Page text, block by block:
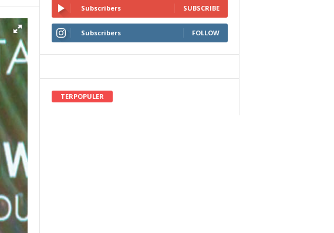
Subscribers SUBSCRIBE
Subscribers FOLLOW